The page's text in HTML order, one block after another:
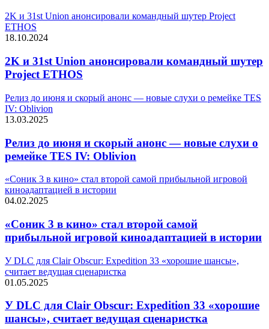
2K и 31st Union анонсировали командный шутер Project
ETHOS
18.10.2024
2K и 31st Union анонсировали командный шутер
Project ETHOS
Релиз до июня и скорый анонс — новые слухи о ремейке TES
IV: Oblivion
13.03.2025
Релиз до июня и скорый анонс — новые слухи о
ремейке TES IV: Oblivion
«Соник 3 в кино» стал второй самой прибыльной игровой
киноадаптацией в истории
04.02.2025
«Соник 3 в кино» стал второй самой
прибыльной игровой киноадаптацией в истории
У DLC для Clair Obscur: Expedition 33 «хорошие шансы»,
считает ведущая сценаристка
01.05.2025
У DLC для Clair Obscur: Expedition 33 «хорошие
шансы», считает ведущая сценаристка